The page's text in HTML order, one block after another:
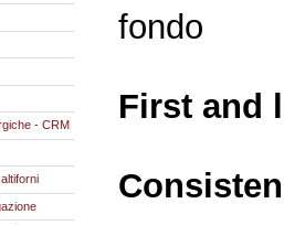
- CRM
fondo
First and